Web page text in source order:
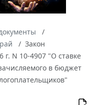
Закон
г. N 10-4907 "О ставке
в бюджет